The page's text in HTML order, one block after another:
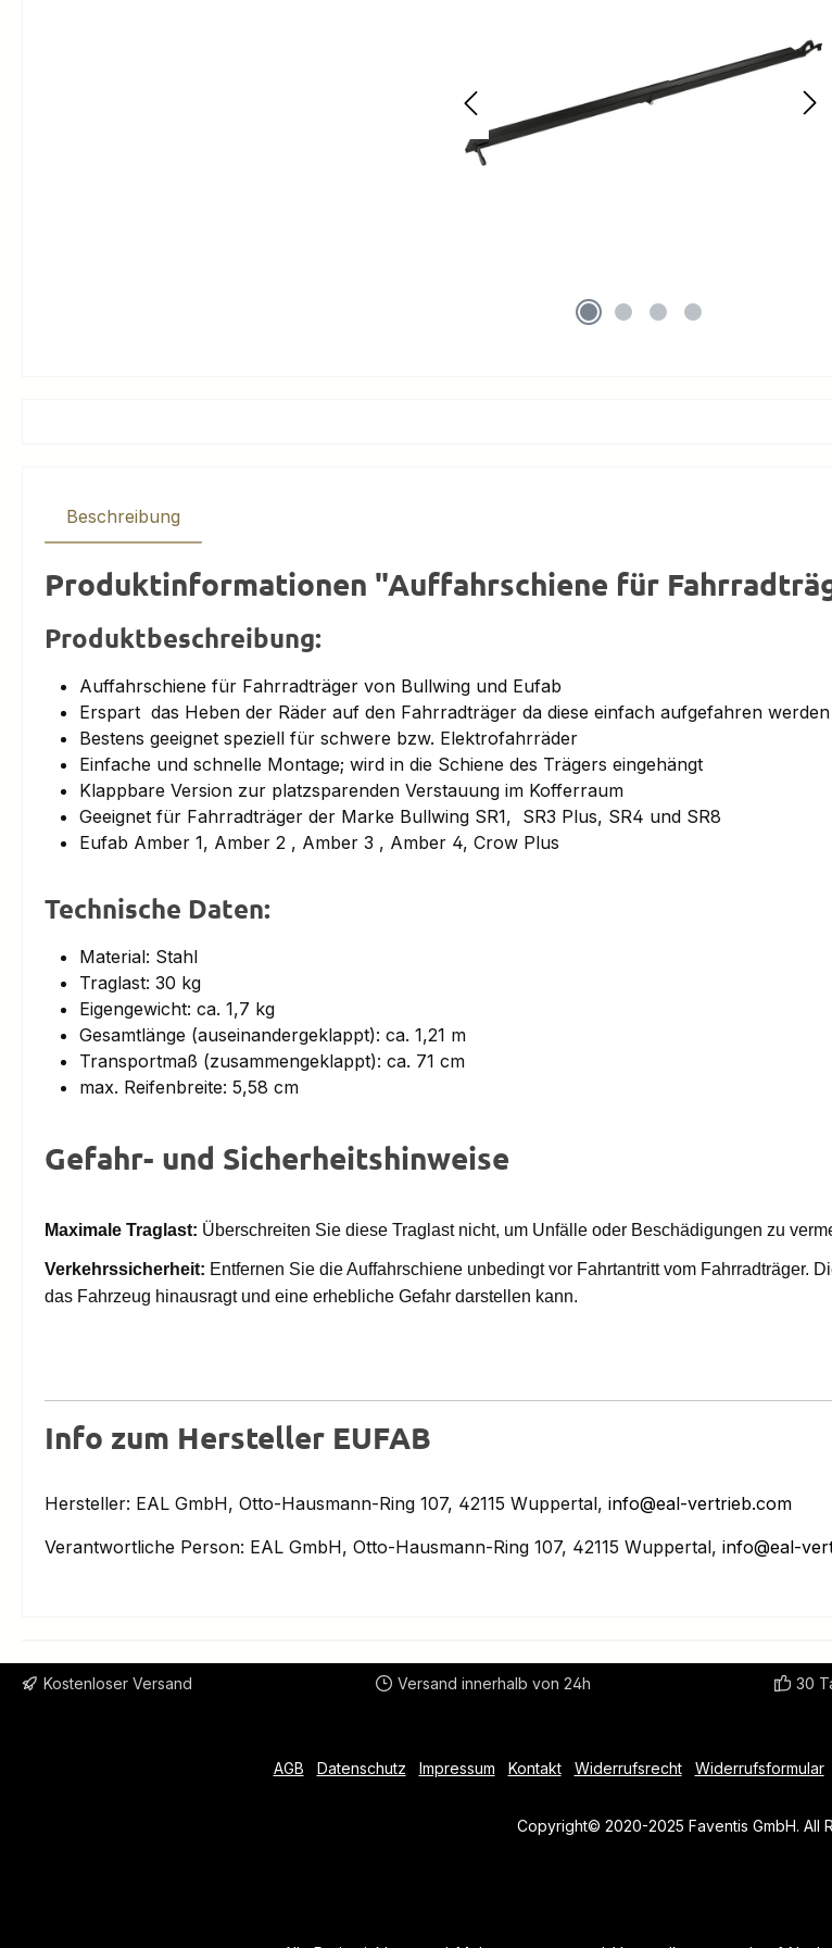
Beschreibung
Produktinformationen "Auffahrschiene für
Produktbeschreibung:
Auffahrschiene für Fahrradträger von Bullwing und Eufab
Erspart das Heben der Räder auf den Fahrradträger da diese einfach aufgefahren werden
Bestens geeignet speziell für schwere bzw. Elektrofahrräder
Einfache und schnelle Montage; wird in die Schiene des Trägers eingehängt
Klappbare Version zur platzsparenden Verstauung im Kofferraum
Geeignet für Fahrradträger der Marke Bullwing SR1, SR3 Plus, SR4 und SR8
Eufab Amber 1, Amber 2 , Amber 3 , Amber 4, Crow Plus
Technische Daten:
Material: Stahl
Traglast: 30 kg
Eigengewicht: ca. 1,7 kg
Gesamtlänge (auseinandergeklappt): ca. 1,21 m
Transportmaß (zusammengeklappt): ca. 71 cm
max. Reifenbreite: 5,58 cm
Gefahr- und Sicherheitshinweise
Maximale Traglast: Überschreiten Sie diese Traglast nicht, um Unfälle oder Beschädigungen zu
Verkehrssicherheit: Entfernen Sie die Auffahrschiene unbedingt vor Fahrtantritt vom Fahrradträger.
das Fahrzeug hinausragt und eine erhebliche Gefahr darstellen kann.
Info zum Hersteller EUFAB
Hersteller: EAL GmbH, Otto-Hausmann-Ring 107, 42115 Wuppertal, info@eal-vertrieb.com
Verantwortliche Person: EAL GmbH, Otto-Hausmann-Ring 107, 42115 Wuppertal, info@eal-
Kostenloser Versand Versand innerhalb von 24h 30
AGB Datenschutz Impressum Kontakt Widerrufsrecht Widerrufsformular
Copyright© 2020-2025 Faventis GmbH. All